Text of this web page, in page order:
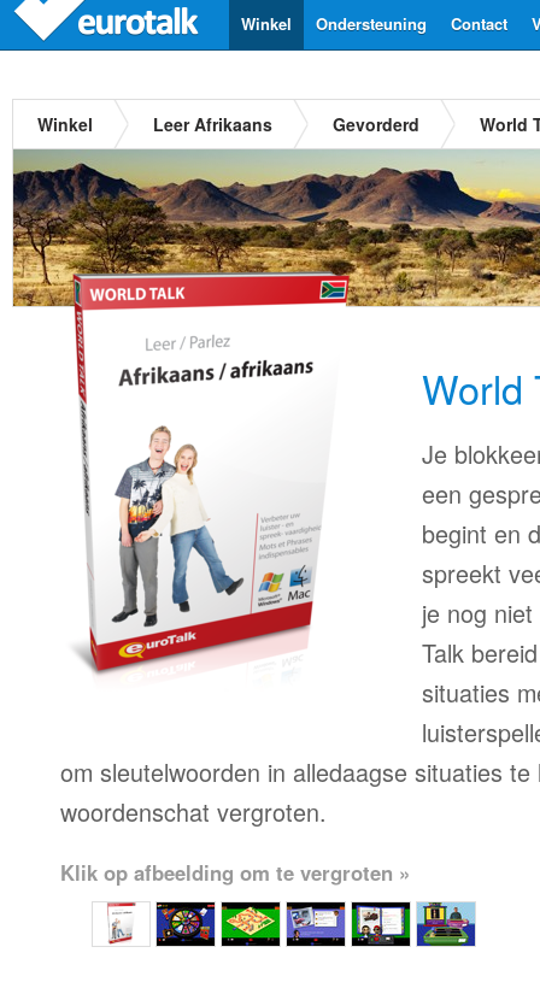
Contact
Ondersteuning
Winkel
Winkel Leer Afrikaans Gevorderd World
World
Je
een
begint en
spreekt
je nog
Talk
situaties
om sleutelwoorden in alledaagse situaties
woordenschat vergroten.
Klik op afbeelding om te vergroten »